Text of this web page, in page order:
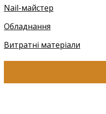
Nail-майстер
Обладнання
Витратні матеріали